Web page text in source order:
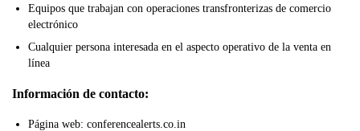
Equipos que trabajan con operaciones transfronterizas de comercio
electrónico
Cualquier persona interesada en el aspecto operativo de la venta en
línea
Información de contacto:
Página web: conferencealerts.co.in